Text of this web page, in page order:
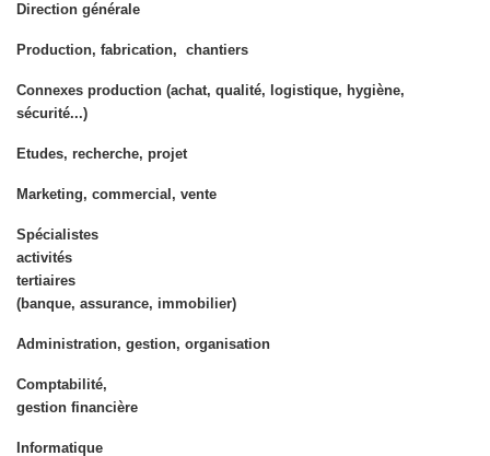
Direction générale
Production, fabrication, chantiers
Connexes production (achat, qualité, logistique, hygiène,
sécurité...)
Etudes, recherche, projet
Marketing, commercial, vente
Spécialistes
activités
tertiaires
(banque, assurance, immobilier)
Administration, gestion, organisation
Comptabilité,
gestion financière
Informatique